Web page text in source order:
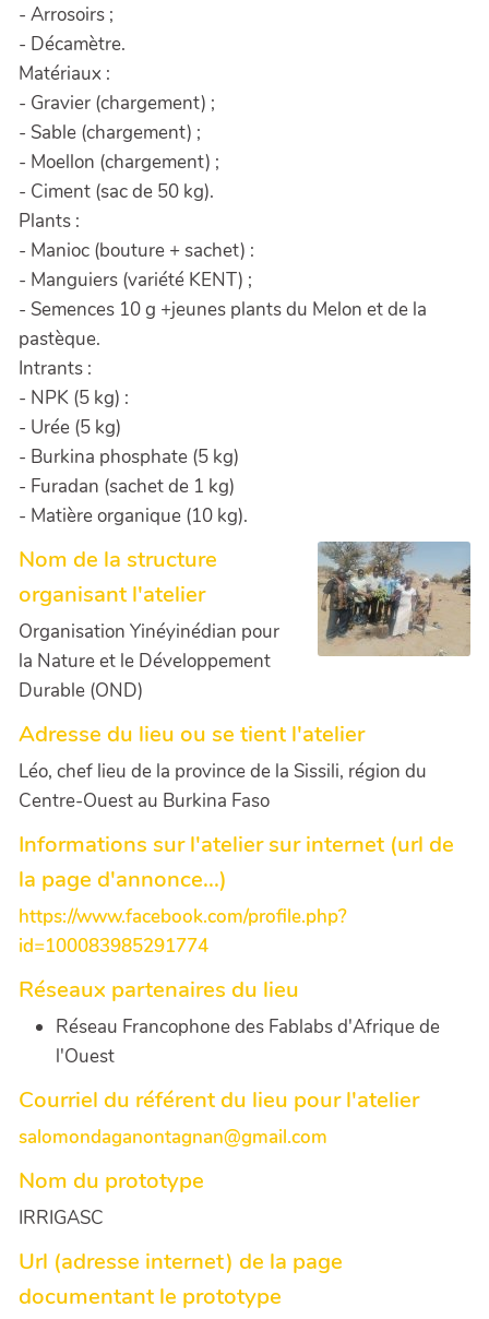
- Arrosoirs ;
- Décamètre.
Matériaux :
- Gravier (chargement) ;
- Sable (chargement) ;
- Moellon (chargement) ;
- Ciment (sac de 50 kg).
Plants :
- Manioc (bouture + sachet) :
- Manguiers (variété KENT) ;
- Semences 10 g +jeunes plants du Melon et de la
pastèque.
Intrants :
- NPK (5 kg) :
- Urée (5 kg)
- Burkina phosphate (5 kg)
- Furadan (sachet de 1 kg)
- Matière organique (10 kg).
Nom de la structure
organisant l'atelier
Organisation Yinéyinédian pour
la Nature et le Développement
Durable (OND)
Adresse du lieu ou se tient l'atelier
Léo, chef lieu de la province de la Sissili, région du
Centre-Ouest au Burkina Faso
Informations sur l'atelier sur internet (url de
la page d'annonce...)
https://www.facebook.com/profile.php?
id=100083985291774
Réseaux partenaires du lieu
Réseau Francophone des Fablabs d'Afrique de
l'Ouest
Courriel du référent du lieu pour l'atelier
salomondaganontagnan@gmail.com
Nom du prototype
IRRIGASC
Url (adresse internet) de la page
documentant le prototype